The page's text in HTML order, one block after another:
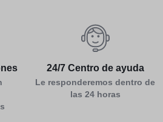
24/7 Centro de ayuda
Le responderemos dentro de
las 24 horas